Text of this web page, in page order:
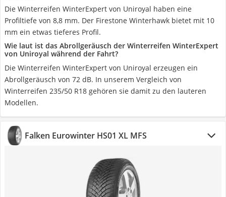
Die Winterreifen WinterExpert von Uniroyal haben eine
Profiltiefe von 8,8 mm. Der Firestone Winterhawk bietet mit 10
mm ein etwas tieferes Profil.
Wie laut ist das Abrollgeräusch der Winterreifen WinterExpert
von Uniroyal während der Fahrt?
Die Winterreifen WinterExpert von Uniroyal erzeugen ein
Abrollgeräusch von 72 dB. In unserem Vergleich von
Winterreifen 235/50 R18 gehören sie damit zu den lauteren
Modellen.
Falken Eurowinter HS01 XL MFS